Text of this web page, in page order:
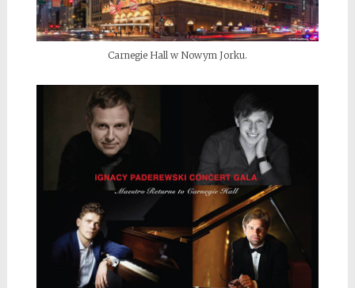
Carnegie Hall w Nowym Jorku.